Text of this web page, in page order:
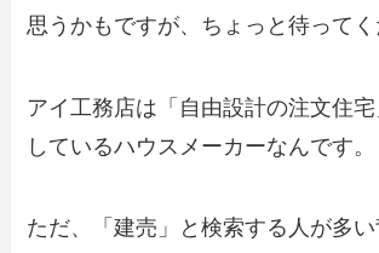
思うかもですが、ちょっと待ってく
アイ工務店は「自由設計の注文住
しているハウスメーカーなんです。
ただ、「建売」と検索する人が多